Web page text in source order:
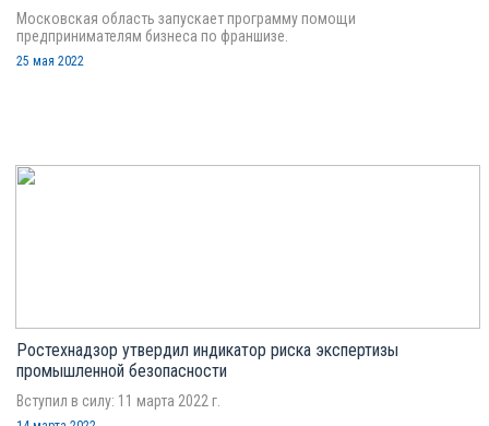
Московская область запускает программу помощи
предпринимателям бизнеса по франшизе.
25 мая 2022
Ростехнадзор утвердил индикатор риска экспертизы
промышленной безопасности
Вступил в силу: 11 марта 2022 г.